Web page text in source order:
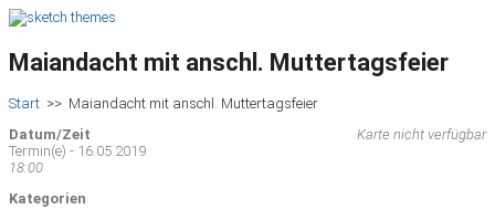
Maiandacht mit anschl. Muttertagsfeier
Start >> Maiandacht mit anschl. Muttertagsfeier
Karte nicht verfügbar
Datum/Zeit
Termin(e) - 16.05.2019
18:00
Kategorien